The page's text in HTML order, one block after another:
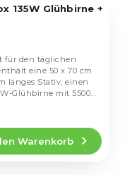
135W Glühbirne +
Warenkorb
für den täglichen
eine 50 x 70 cm
langes Stativ, einen
Glühbirne mit 5500